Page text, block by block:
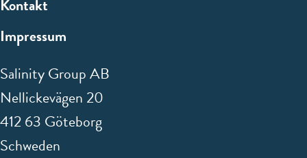
Kontakt
Impressum
Salinity Group AB
Nellickevägen 20
412 63 Göteborg
Schweden